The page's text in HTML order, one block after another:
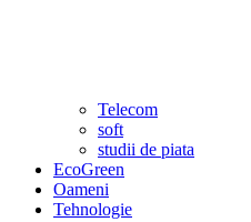
Telecom
soft
studii de piata
EcoGreen
Oameni
Tehnologie